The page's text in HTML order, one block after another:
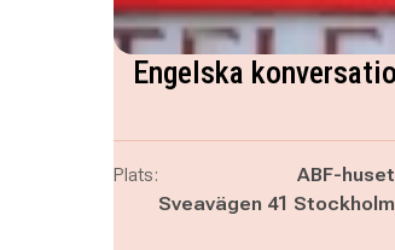
Engelska
Plats:
ABF-huset
Sveavägen 41 Stockholm